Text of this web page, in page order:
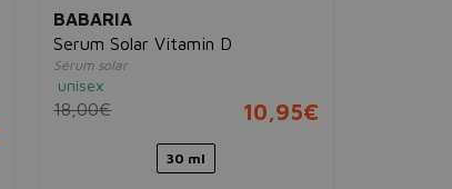
BABARIA
Serum Solar Vitamin D
Sérum solar
unisex
18,00€ 10,95€
30 ml